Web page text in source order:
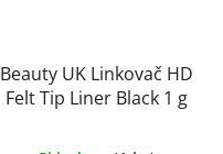
Beauty UK Linkovač HD
Felt Tip Liner Black 1 g